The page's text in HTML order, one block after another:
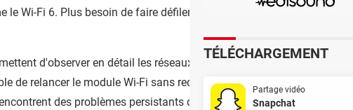
Wi-Fi 6. Plus besoin de faire défiler des listes interminables de points
d'observer en détail les réseaux disponibles : force du signal,
de relancer le module Wi-Fi sans redémarrer tout l'appareil. Ces outils
des problèmes persistants de connexion.
TÉLÉCHARGEMENT
Partage vidéo
Snapchat